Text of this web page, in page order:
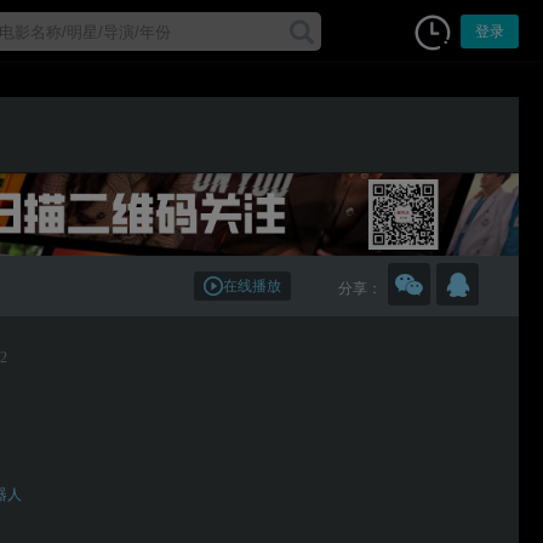
登录
分享：
在线播放
人